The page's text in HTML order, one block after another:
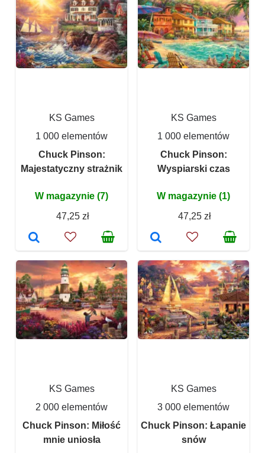
KS Games
1 000 elementów
Chuck Pinson:
Majestatyczny strażnik
W magazynie (7)
47,25 zł
KS Games
1 000 elementów
Chuck Pinson:
Wyspiarski czas
W magazynie (1)
47,25 zł
KS Games
2 000 elementów
Chuck Pinson: Miłość
mnie uniosła
KS Games
3 000 elementów
Chuck Pinson: Łapanie
snów